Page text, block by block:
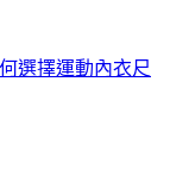
選擇運動內衣尺